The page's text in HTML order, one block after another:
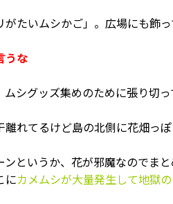
がたいムシかご」。広場にも飾っ
うな
ムシグッズ集めのために張り切っ
離れてるけど島の北側に花畑っ
ンというか、花が邪魔なのでま
にカメムシが大量発生して地獄